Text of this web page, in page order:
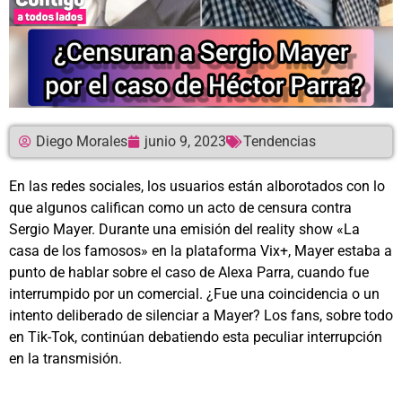
Diego Morales junio 9, 2023 Tendencias
En las redes sociales, los usuarios están alborotados con lo
que algunos califican como un acto de censura contra
Sergio Mayer. Durante una emisión del reality show «La
casa de los famosos» en la plataforma Vix+, Mayer estaba a
punto de hablar sobre el caso de Alexa Parra, cuando fue
interrumpido por un comercial. ¿Fue una coincidencia o un
intento deliberado de silenciar a Mayer? Los fans, sobre todo
en Tik-Tok, continúan debatiendo esta peculiar interrupción
en la transmisión.